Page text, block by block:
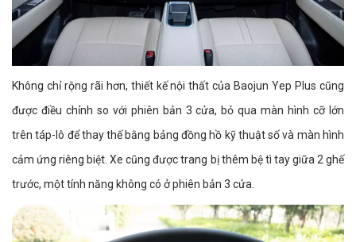
Không chỉ rộng rãi hơn, thiết kế nội thất của Baojun Yep Plus cũng
được điều chỉnh so với phiên bản 3 cửa, bỏ qua màn hình cỡ lớn
trên táp-lô để thay thế bằng bảng đồng hồ kỹ thuật số và màn hình
cảm ứng riêng biệt. Xe cũng được trang bị thêm bệ tì tay giữa 2 ghế
trước, một tính năng không có ở phiên bản 3 cửa.